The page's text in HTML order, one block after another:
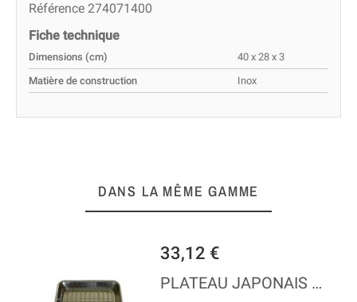
Référence 274071400
Fiche technique
Dimensions (cm)
40 x 28 x 3
Matière de construction
Inox
DANS LA MÊME GAMME
33,12 €
PLATEAU JAPONAIS AVEC GRILLE - INOX